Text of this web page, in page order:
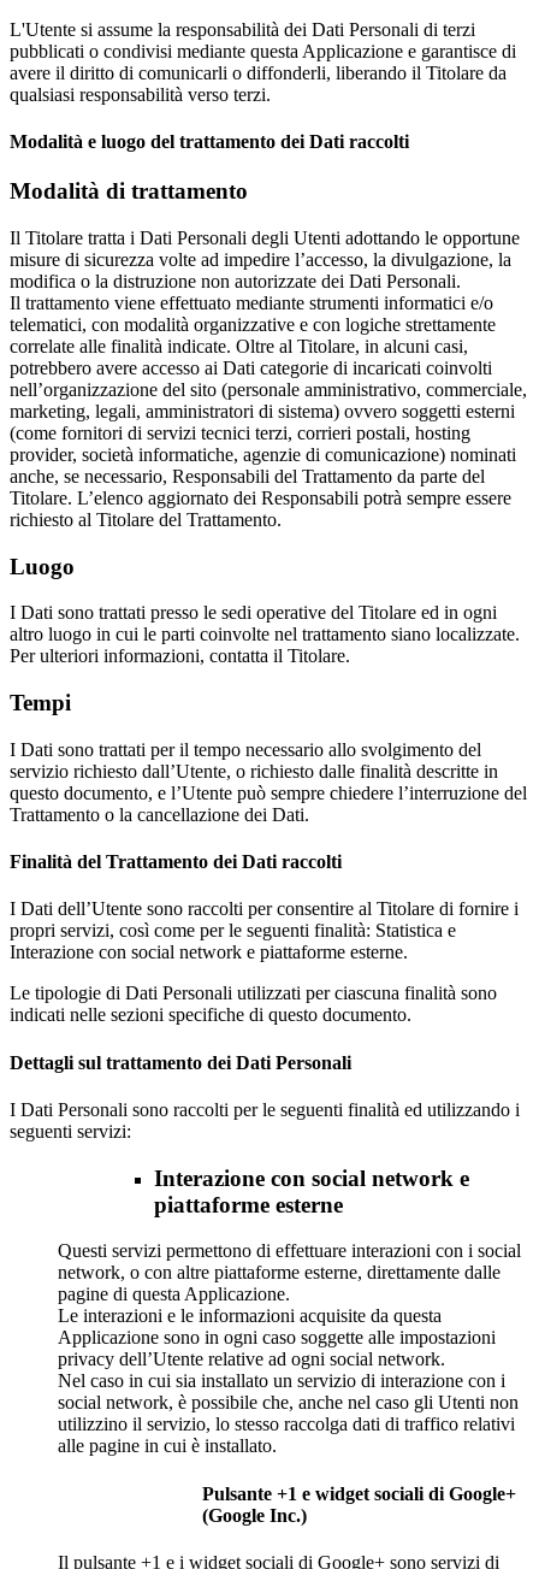
L'Utente si assume la responsabilità dei Dati Personali di terzi
pubblicati o condivisi mediante questa Applicazione e garantisce di
avere il diritto di comunicarli o diffonderli, liberando il Titolare da
qualsiasi responsabilità verso terzi.
Modalità e luogo del trattamento dei Dati raccolti
Modalità di trattamento
Il Titolare tratta i Dati Personali degli Utenti adottando le opportune
misure di sicurezza volte ad impedire l’accesso, la divulgazione, la
modifica o la distruzione non autorizzate dei Dati Personali.
Il trattamento viene effettuato mediante strumenti informatici e/o
telematici, con modalità organizzative e con logiche strettamente
correlate alle finalità indicate. Oltre al Titolare, in alcuni casi,
potrebbero avere accesso ai Dati categorie di incaricati coinvolti
nell’organizzazione del sito (personale amministrativo, commerciale,
marketing, legali, amministratori di sistema) ovvero soggetti esterni
(come fornitori di servizi tecnici terzi, corrieri postali, hosting
provider, società informatiche, agenzie di comunicazione) nominati
anche, se necessario, Responsabili del Trattamento da parte del
Titolare. L’elenco aggiornato dei Responsabili potrà sempre essere
richiesto al Titolare del Trattamento.
Luogo
I Dati sono trattati presso le sedi operative del Titolare ed in ogni
altro luogo in cui le parti coinvolte nel trattamento siano localizzate.
Per ulteriori informazioni, contatta il Titolare.
Tempi
I Dati sono trattati per il tempo necessario allo svolgimento del
servizio richiesto dall’Utente, o richiesto dalle finalità descritte in
questo documento, e l’Utente può sempre chiedere l’interruzione del
Trattamento o la cancellazione dei Dati.
Finalità del Trattamento dei Dati raccolti
I Dati dell’Utente sono raccolti per consentire al Titolare di fornire i
propri servizi, così come per le seguenti finalità: Statistica e
Interazione con social network e piattaforme esterne.
Le tipologie di Dati Personali utilizzati per ciascuna finalità sono
indicati nelle sezioni specifiche di questo documento.
Dettagli sul trattamento dei Dati Personali
I Dati Personali sono raccolti per le seguenti finalità ed utilizzando i
seguenti servizi:
Interazione con social network e
piattaforme esterne
Questi servizi permettono di effettuare interazioni con i social
network, o con altre piattaforme esterne, direttamente dalle
pagine di questa Applicazione.
Le interazioni e le informazioni acquisite da questa
Applicazione sono in ogni caso soggette alle impostazioni
privacy dell’Utente relative ad ogni social network.
Nel caso in cui sia installato un servizio di interazione con i
social network, è possibile che, anche nel caso gli Utenti non
utilizzino il servizio, lo stesso raccolga dati di traffico relativi
alle pagine in cui è installato.
Pulsante +1 e widget sociali di Google+
(Google Inc.)
Il pulsante +1 e i widget sociali di Google+ sono servizi di